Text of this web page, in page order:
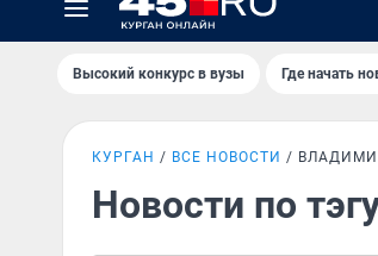
Высокий конкурс в вузы Где начать
КУРГАН ВСЕ НОВОСТИ
Новости по